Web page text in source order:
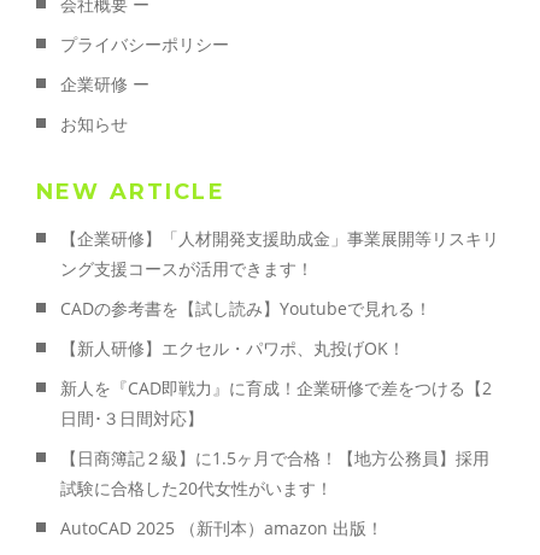
会社概要 ー
プライバシーポリシー
企業研修 ー
お知らせ
NEW ARTICLE
【企業研修】「人材開発支援助成金」事業展開等リスキリ
ング支援コースが活用できます！
CADの参考書を【試し読み】Youtubeで見れる！
【新人研修】エクセル・パワポ、丸投げOK！
新人を『CAD即戦力』に育成！企業研修で差をつける【2
日間･３日間対応】
【日商簿記２級】に1.5ヶ月で合格！【地方公務員】採用
試験に合格した20代女性がいます！
AutoCAD 2025 （新刊本）amazon 出版！